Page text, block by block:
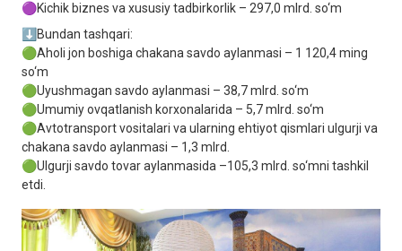
🟣Kichik biznes va xususiy tadbirkorlik – 297,0 mlrd. so‘m
⬇️Bundan tashqari:
🟢Aholi jon boshiga chakana savdo aylanmasi – 1 120,4 ming
so‘m
🟢Uyushmagan savdo aylanmasi – 38,7 mlrd. so‘m
🟢Umumiy ovqatlanish korxonalarida – 5,7 mlrd. so‘m
🟢Avtotransport vositalari va ularning ehtiyot qismlari ulgurji va
chakana savdo aylanmasi – 1,3 mlrd.
🟢Ulgurji savdo tovar aylanmasida –105,3 mlrd. so‘mni tashkil
etdi.